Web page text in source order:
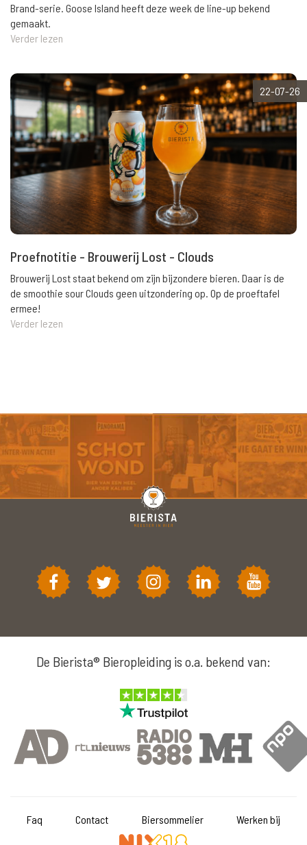
Brand-serie. Goose Island heeft deze week de line-up bekend
gemaakt.
Verder lezen
22-07-26
Proefnotitie - Brouwerij Lost - Clouds
Brouwerij Lost staat bekend om zijn bijzondere bieren. Daar is de
de smoothie sour Clouds geen uitzondering op. Op de proeftafel
ermee!
Verder lezen
De Bierista® Bieropleiding is o.a. bekend van:
Faq Contact Biersommelier Werken bij